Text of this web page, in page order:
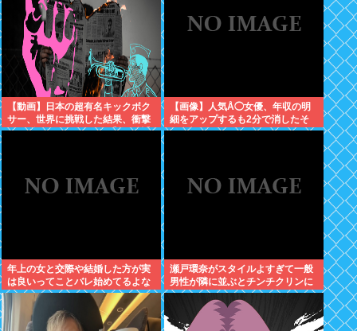
【動画】日本の超有名キックボク
サー、世界に挑戦した結果、衝撃
的KO負けしてしまう。【格闘技】
【画像】人気Å◯女優、年収の明
細をアップするも2分で消したそ
の金額www
年上の女と交際や結婚した方が実
は良いってことバレ始めてるよな
瀬戸環奈がスタイルよすぎて一般
男性が隣に並ぶとチンチクリンに
見えてしまう